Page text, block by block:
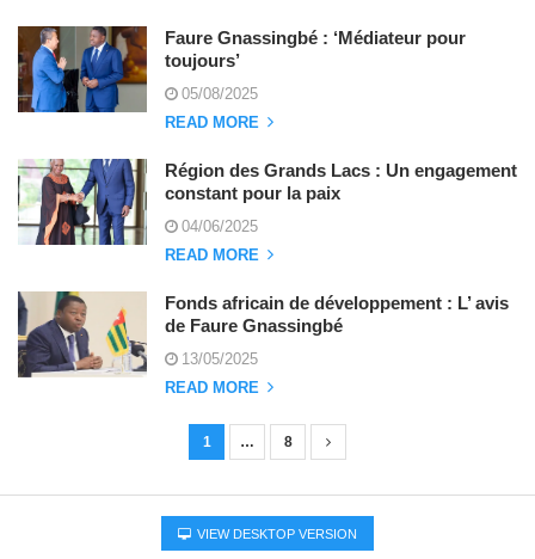
Faure Gnassingbé : ‘Médiateur pour
toujours’
05/08/2025
READ MORE
Région des Grands Lacs : Un engagement
constant pour la paix
04/06/2025
READ MORE
Fonds africain de développement : L’ avis
de Faure Gnassingbé
13/05/2025
READ MORE
a
1 … 8
VIEW DESKTOP VERSION